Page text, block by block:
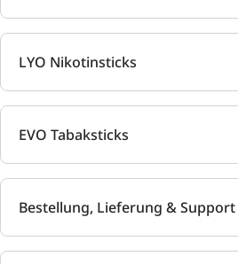
LYO Nikotinsticks
EVO Tabaksticks
Bestellung, Lieferung & Support